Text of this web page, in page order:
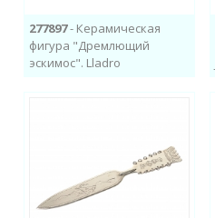
277897- Керамическая
фигура "Дремлющий
эскимос". Lladro